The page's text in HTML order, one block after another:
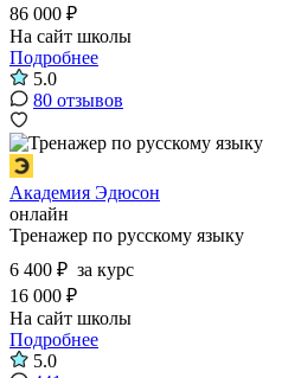
86 000 ₽
На сайт школы
Подробнее
5.0
80 отзывов
Академия Эдюсон
онлайн
Тренажер по русскому языку
6 400 ₽ за курс
16 000 ₽
На сайт школы
Подробнее
5.0